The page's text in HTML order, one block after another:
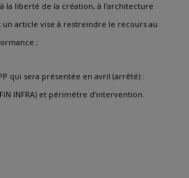
la liberté de la création, à l’architecture
article vise à restreindre le recours au
;
qui sera présentée en avril (arrêté) :
INFRA) et périmètre d’intervention.